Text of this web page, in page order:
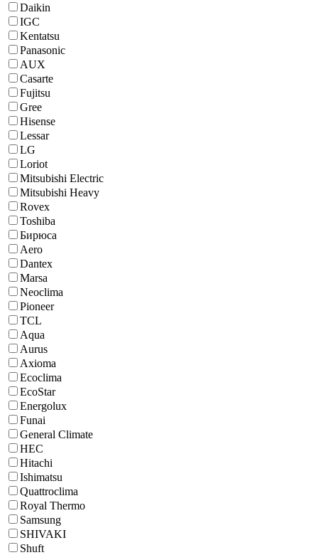
Daikin
IGC
Kentatsu
Panasonic
AUX
Casarte
Fujitsu
Gree
Hisense
Lessar
LG
Loriot
Mitsubishi Electric
Mitsubishi Heavy
Rovex
Toshiba
Бирюса
Aero
Dantex
Marsa
Neoclima
Pioneer
TCL
Aqua
Aurus
Axioma
Ecoclima
EcoStar
Energolux
Funai
General Climate
HEC
Hitachi
Ishimatsu
Quattroclima
Royal Thermo
Samsung
SHIVAKI
Shuft